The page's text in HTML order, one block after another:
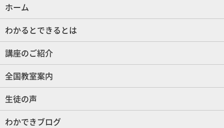
ホーム
わかるとできるとは
講座のご紹介
全国教室案内
生徒の声
わかできブログ